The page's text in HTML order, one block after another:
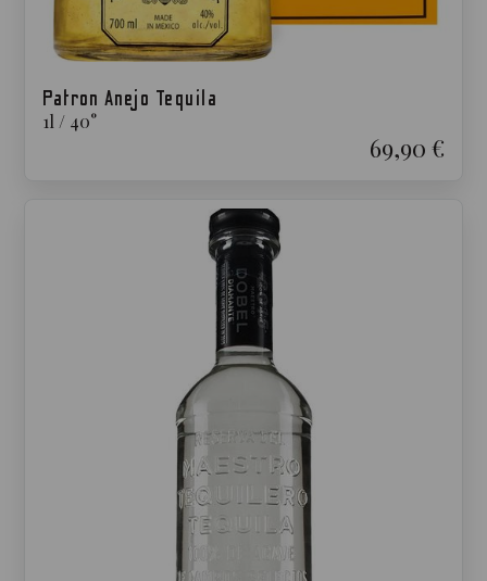
Patron Anejo Tequila
1l / 40°
69,90 €